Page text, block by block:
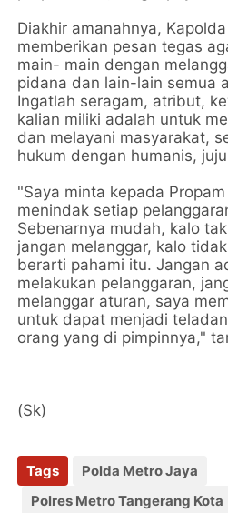
Diakhir amanahnya,
memberikan pesan tegas
main- main dengan
pidana dan lain-lain semua
Ingatlah seragam, atribut,
kalian miliki adalah untuk
dan melayani masyarakat,
hukum dengan humanis,
"Saya minta kepada
menindak setiap
Sebenarnya mudah, kalo
jangan melanggar, kalo
berarti pahami itu. Jangan
melakukan pelanggaran,
melanggar aturan, saya
untuk dapat menjadi
orang yang di pimpinnya,"
(Sk)
Tags
Polda Metro Jaya
Polres Metro Tangerang Kota